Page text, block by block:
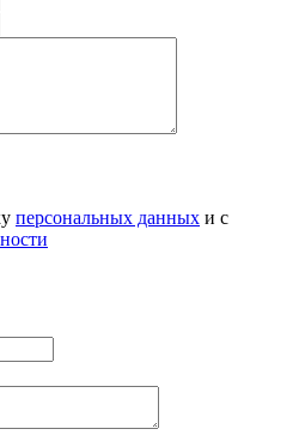
персональных данных и с